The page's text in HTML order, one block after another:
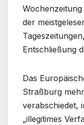
der
Tageszeitungen,
Entschließung
Das
Straßburg
verabschiedet,
„illegitimes